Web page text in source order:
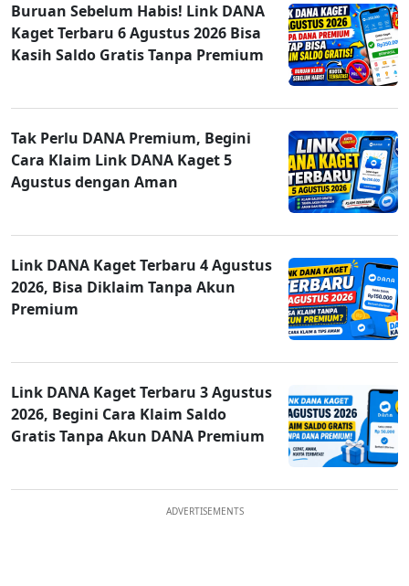
Buruan Sebelum Habis! Link DANA
Kaget Terbaru 6 Agustus 2026 Bisa
Kasih Saldo Gratis Tanpa Premium
Tak Perlu DANA Premium, Begini
Cara Klaim Link DANA Kaget 5
Agustus dengan Aman
Link DANA Kaget Terbaru 4 Agustus
2026, Bisa Diklaim Tanpa Akun
Premium
Link DANA Kaget Terbaru 3 Agustus
2026, Begini Cara Klaim Saldo
Gratis Tanpa Akun DANA Premium
ADVERTISEMENTS